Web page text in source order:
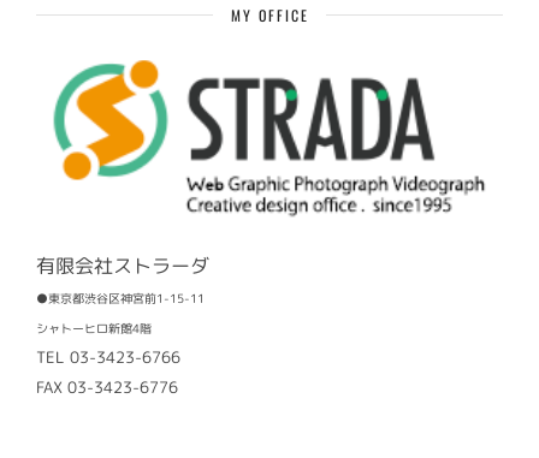
MY OFFICE
有限会社ストラーダ
●東京都渋谷区神宮前1-15-11
シャトーヒロ新館4階
TEL 03-3423-6766
FAX 03-3423-6776